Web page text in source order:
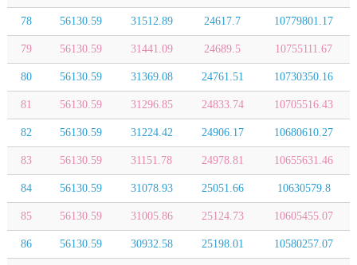
78 56130.59 31512.89 24617.7 10779801.17
79 56130.59 31441.09 24689.5 10755111.67
80 56130.59 31369.08 24761.51 10730350.16
81 56130.59 31296.85 24833.74 10705516.43
82 56130.59 31224.42 24906.17 10680610.27
83 56130.59 31151.78 24978.81 10655631.46
84 56130.59 31078.93 25051.66 10630579.8
85 56130.59 31005.86 25124.73 10605455.07
86 56130.59 30932.58 25198.01 10580257.07